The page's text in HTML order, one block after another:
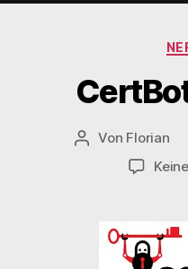
Beitragsautor
Von Florian